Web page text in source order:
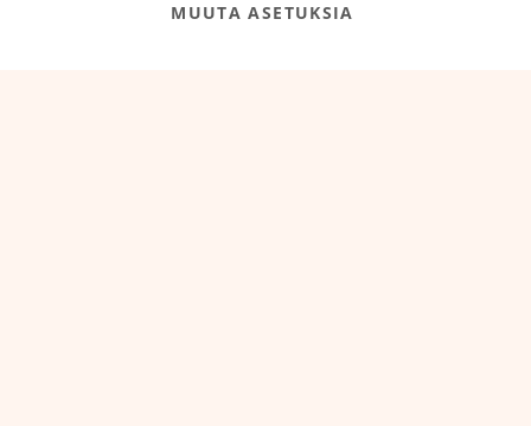
@‌2025 FooDeliDooMUUTA ASETUKSIA